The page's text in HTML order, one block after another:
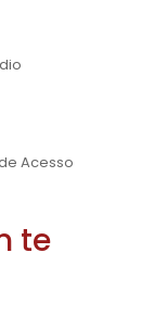
usuários
Controle
considerar
avalie a
Acesso
te